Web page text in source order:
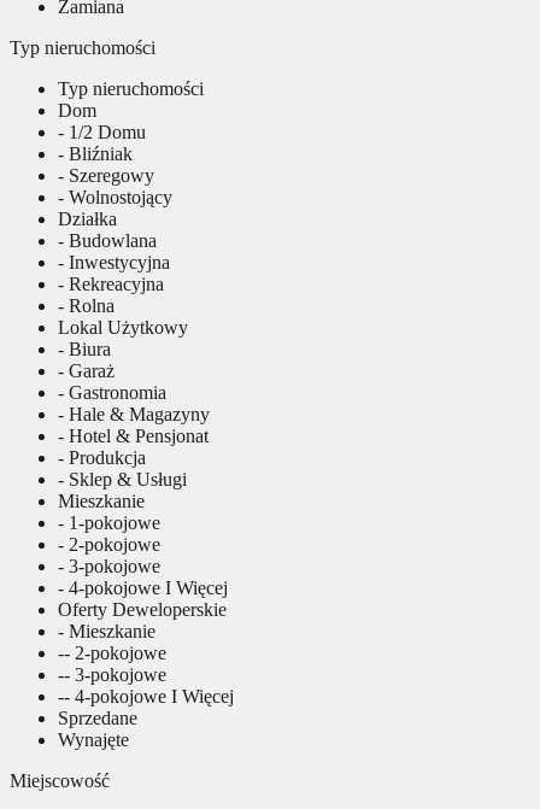
Zamiana
Typ nieruchomości
Typ nieruchomości
Dom
- 1/2 Domu
- Bliźniak
- Szeregowy
- Wolnostojący
Działka
- Budowlana
- Inwestycyjna
- Rekreacyjna
- Rolna
Lokal Użytkowy
- Biura
- Garaż
- Gastronomia
- Hale & Magazyny
- Hotel & Pensjonat
- Produkcja
- Sklep & Usługi
Mieszkanie
- 1-pokojowe
- 2-pokojowe
- 3-pokojowe
- 4-pokojowe I Więcej
Oferty Deweloperskie
- Mieszkanie
-- 2-pokojowe
-- 3-pokojowe
-- 4-pokojowe I Więcej
Sprzedane
Wynajęte
Miejscowość